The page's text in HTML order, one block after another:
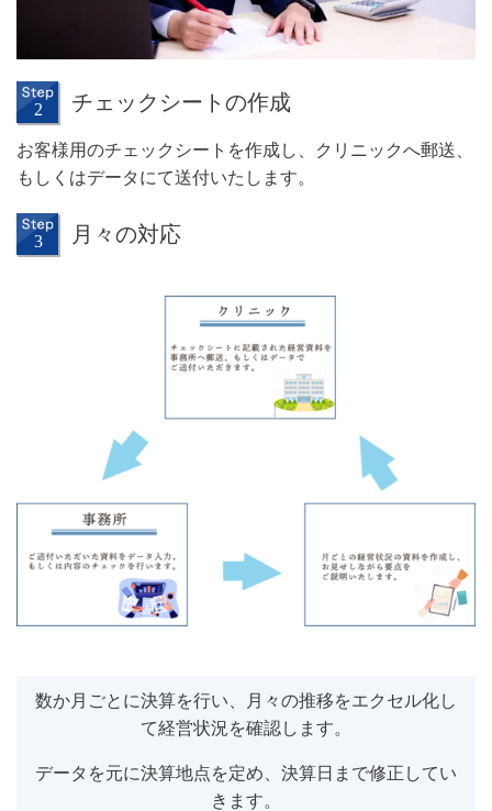
チェックシートの作成
お客様用のチェックシートを作成し、クリニックへ郵送、
もしくはデータにて送付いたします。
月々の対応
数か月ごとに決算を行い、月々の推移をエクセル化し
て経営状況を確認します。
データを元に決算地点を定め、決算日まで修正してい
きます。